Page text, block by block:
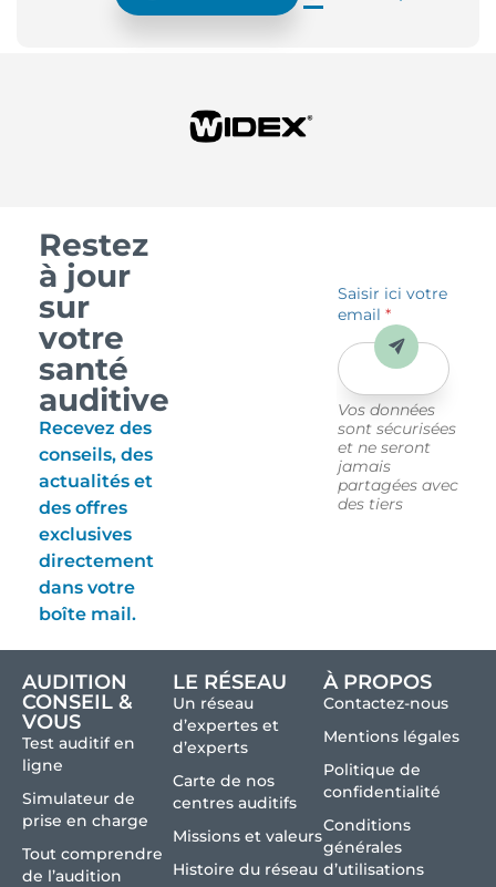
Restez
à jour
sur
votre
santé
auditive
Recevez des
conseils, des
actualités et
des offres
exclusives
directement
dans votre
boîte mail.
Saisir ici votre
email*
Vos données
sont sécurisées
et ne seront
jamais
partagées avec
des tiers
Envoyer
AUDITION
CONSEIL &
VOUS
Test auditif en
ligne
Simulateur de
prise en charge
Tout comprendre
de l’audition
LE RÉSEAU
Un réseau
d’expertes et
d’experts
Carte de nos
centres auditifs
Missions et valeurs
Histoire du réseau
À PROPOS
Contactez-nous
Mentions légales
Politique de
confidentialité
Conditions
générales
d’utilisations